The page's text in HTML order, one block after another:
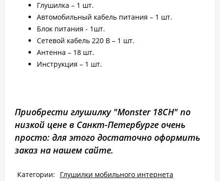
Глушилка – 1 шт.
Автомобильный кабель питания – 1 шт.
Блок питания - 1шт.
Сетевой кабель 220 В – 1 шт.
Антенна – 18 шт.
Инструкция – 1 шт.
Приобрести глушилку "Monster 18CH" по
низкой цене в Санкт-Петербурге очень
просто: для этого достаточно оформить
заказ на нашем сайте.
Категории:
Глушилки мобильного интернета